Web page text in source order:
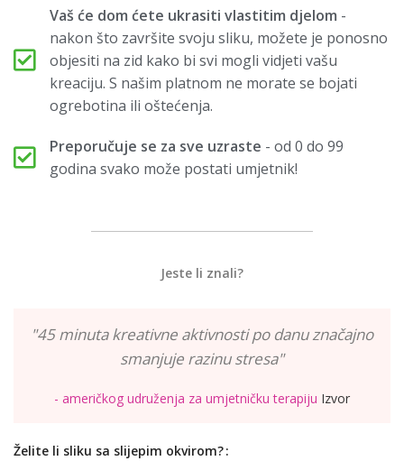
Vaš će dom ćete ukrasiti vlastitim djelom -
nakon što završite svoju sliku, možete je ponosno
objesiti na zid kako bi svi mogli vidjeti vašu
kreaciju. S našim platnom ne morate se bojati
ogrebotina ili oštećenja.
Preporučuje se za sve uzraste - od 0 do 99
godina svako može postati umjetnik!
Jeste li znali?
"45 minuta kreativne aktivnosti po danu značajno
smanjuje razinu stresa"
- američkog udruženja za umjetničku terapiju Izvor
Želite li sliku sa slijepim okvirom?